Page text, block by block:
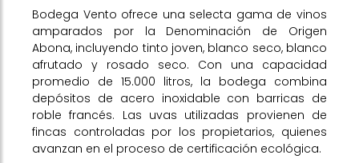
Bodega Vento ofrece una selecta gama de vinos
amparados por la Denominación de Origen
Abona, incluyendo tinto joven, blanco seco, blanco
afrutado y rosado seco. Con una capacidad
promedio de 15.000 litros, la bodega combina
depósitos de acero inoxidable con barricas de
roble francés. Las uvas utilizadas provienen de
fincas controladas por los propietarios, quienes
avanzan en el proceso de certificación ecológica.